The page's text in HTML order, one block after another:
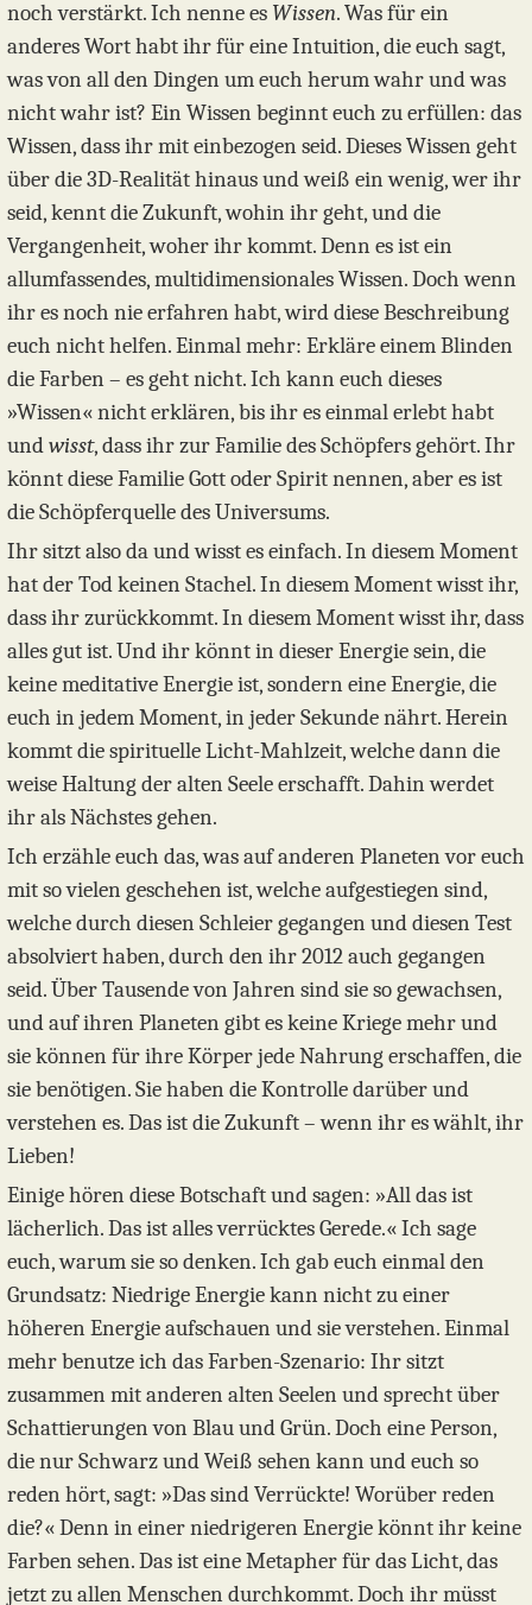
noch verstärkt. Ich nenne es Wissen. Was für ein
anderes Wort habt ihr für eine Intuition, die euch sagt,
was von all den Dingen um euch herum wahr und was
nicht wahr ist? Ein Wissen beginnt euch zu erfüllen: das
Wissen, dass ihr mit einbezogen seid. Dieses Wissen geht
über die 3D-Realität hinaus und weiß ein wenig, wer ihr
seid, kennt die Zukunft, wohin ihr geht, und die
Vergangenheit, woher ihr kommt. Denn es ist ein
allumfassendes, multidimensionales Wissen. Doch wenn
ihr es noch nie erfahren habt, wird diese Beschreibung
euch nicht helfen. Einmal mehr: Erkläre einem Blinden
die Farben – es geht nicht. Ich kann euch dieses
»Wissen« nicht erklären, bis ihr es einmal erlebt habt
undwisst, dass ihr zur Familie des Schöpfers gehört. Ihr
könnt diese Familie Gott oder Spirit nennen, aber es ist
die Schöpferquelle des Universums.
Ihr sitzt also da und wisst es einfach. In diesem Moment
hat der Tod keinen Stachel. In diesem Moment wisst ihr,
dass ihr zurückkommt. In diesem Moment wisst ihr, dass
alles gut ist. Und ihr könnt in dieser Energie sein, die
keine meditative Energie ist, sondern eine Energie, die
euch in jedem Moment, in jeder Sekunde nährt. Herein
kommt die spirituelle Licht-Mahlzeit, welche dann die
weise Haltung der alten Seele erschafft. Dahin werdet
ihr als Nächstes gehen.
Ich erzähle euch das, was auf anderen Planeten vor euch
mit so vielen geschehen ist, welche aufgestiegen sind,
welche durch diesen Schleier gegangen und diesen Test
absolviert haben, durch den ihr 2012 auch gegangen
seid. Über Tausende von Jahren sind sie so gewachsen,
und auf ihren Planeten gibt es keine Kriege mehr und
sie können für ihre Körper jede Nahrung erschaffen, die
sie benötigen. Sie haben die Kontrolle darüber und
verstehen es. Das ist die Zukunft – wenn ihr es wählt, ihr
Lieben!
Einige hören diese Botschaft und sagen: »All das ist
lächerlich. Das ist alles verrücktes Gerede.« Ich sage
euch, warum sie so denken. Ich gab euch einmal den
Grundsatz: Niedrige Energie kann nicht zu einer
höheren Energie aufschauen und sie verstehen. Einmal
mehr benutze ich das Farben-Szenario: Ihr sitzt
zusammen mit anderen alten Seelen und sprecht über
Schattierungen von Blau und Grün. Doch eine Person,
die nur Schwarz und Weiß sehen kann und euch so
reden hört, sagt: »Das sind Verrückte! Worüber reden
die?« Denn in einer niedrigeren Energie könnt ihr keine
Farben sehen. Das ist eine Metapher für das Licht, das
jetzt zu allen Menschen durchkommt. Doch ihr müsst